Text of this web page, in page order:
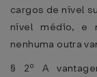
cargos de nível
nível médio, e
nenhuma outra
§ 2º A